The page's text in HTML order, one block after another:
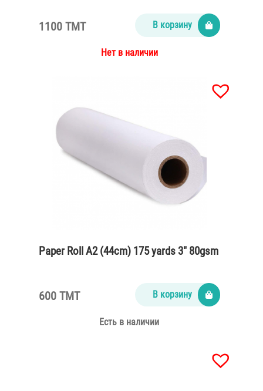
1100 TMT В корзину
Нет в наличии
Paper Roll A2 (44cm) 175 yards 3″ 80gsm
600 TMT В корзину
Есть в наличии